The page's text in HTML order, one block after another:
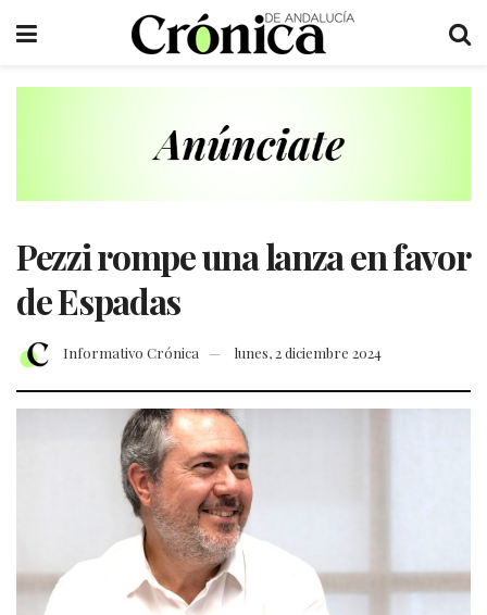
Pezzi rompe una lanza en favor
de Espadas
Informativo Crónica lunes, 2 diciembre 2024